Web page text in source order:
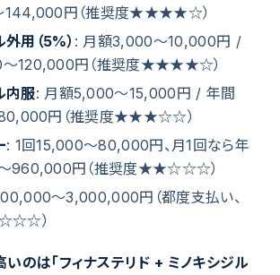
144,000円（推奨度★★★★☆）
用（5%） : 月額3,000〜10,000円 /
〜120,000円（推奨度★★★★☆）
内服: 月額5,000〜15,000円 / 年間
円（推奨度★★★☆☆）
: 1回15,000〜80,000円、月1回なら年
960,000円（推奨度★★☆☆☆）
〜3,000,000円（都度支払い、
）
のは「フィナステリド + ミノキシジル